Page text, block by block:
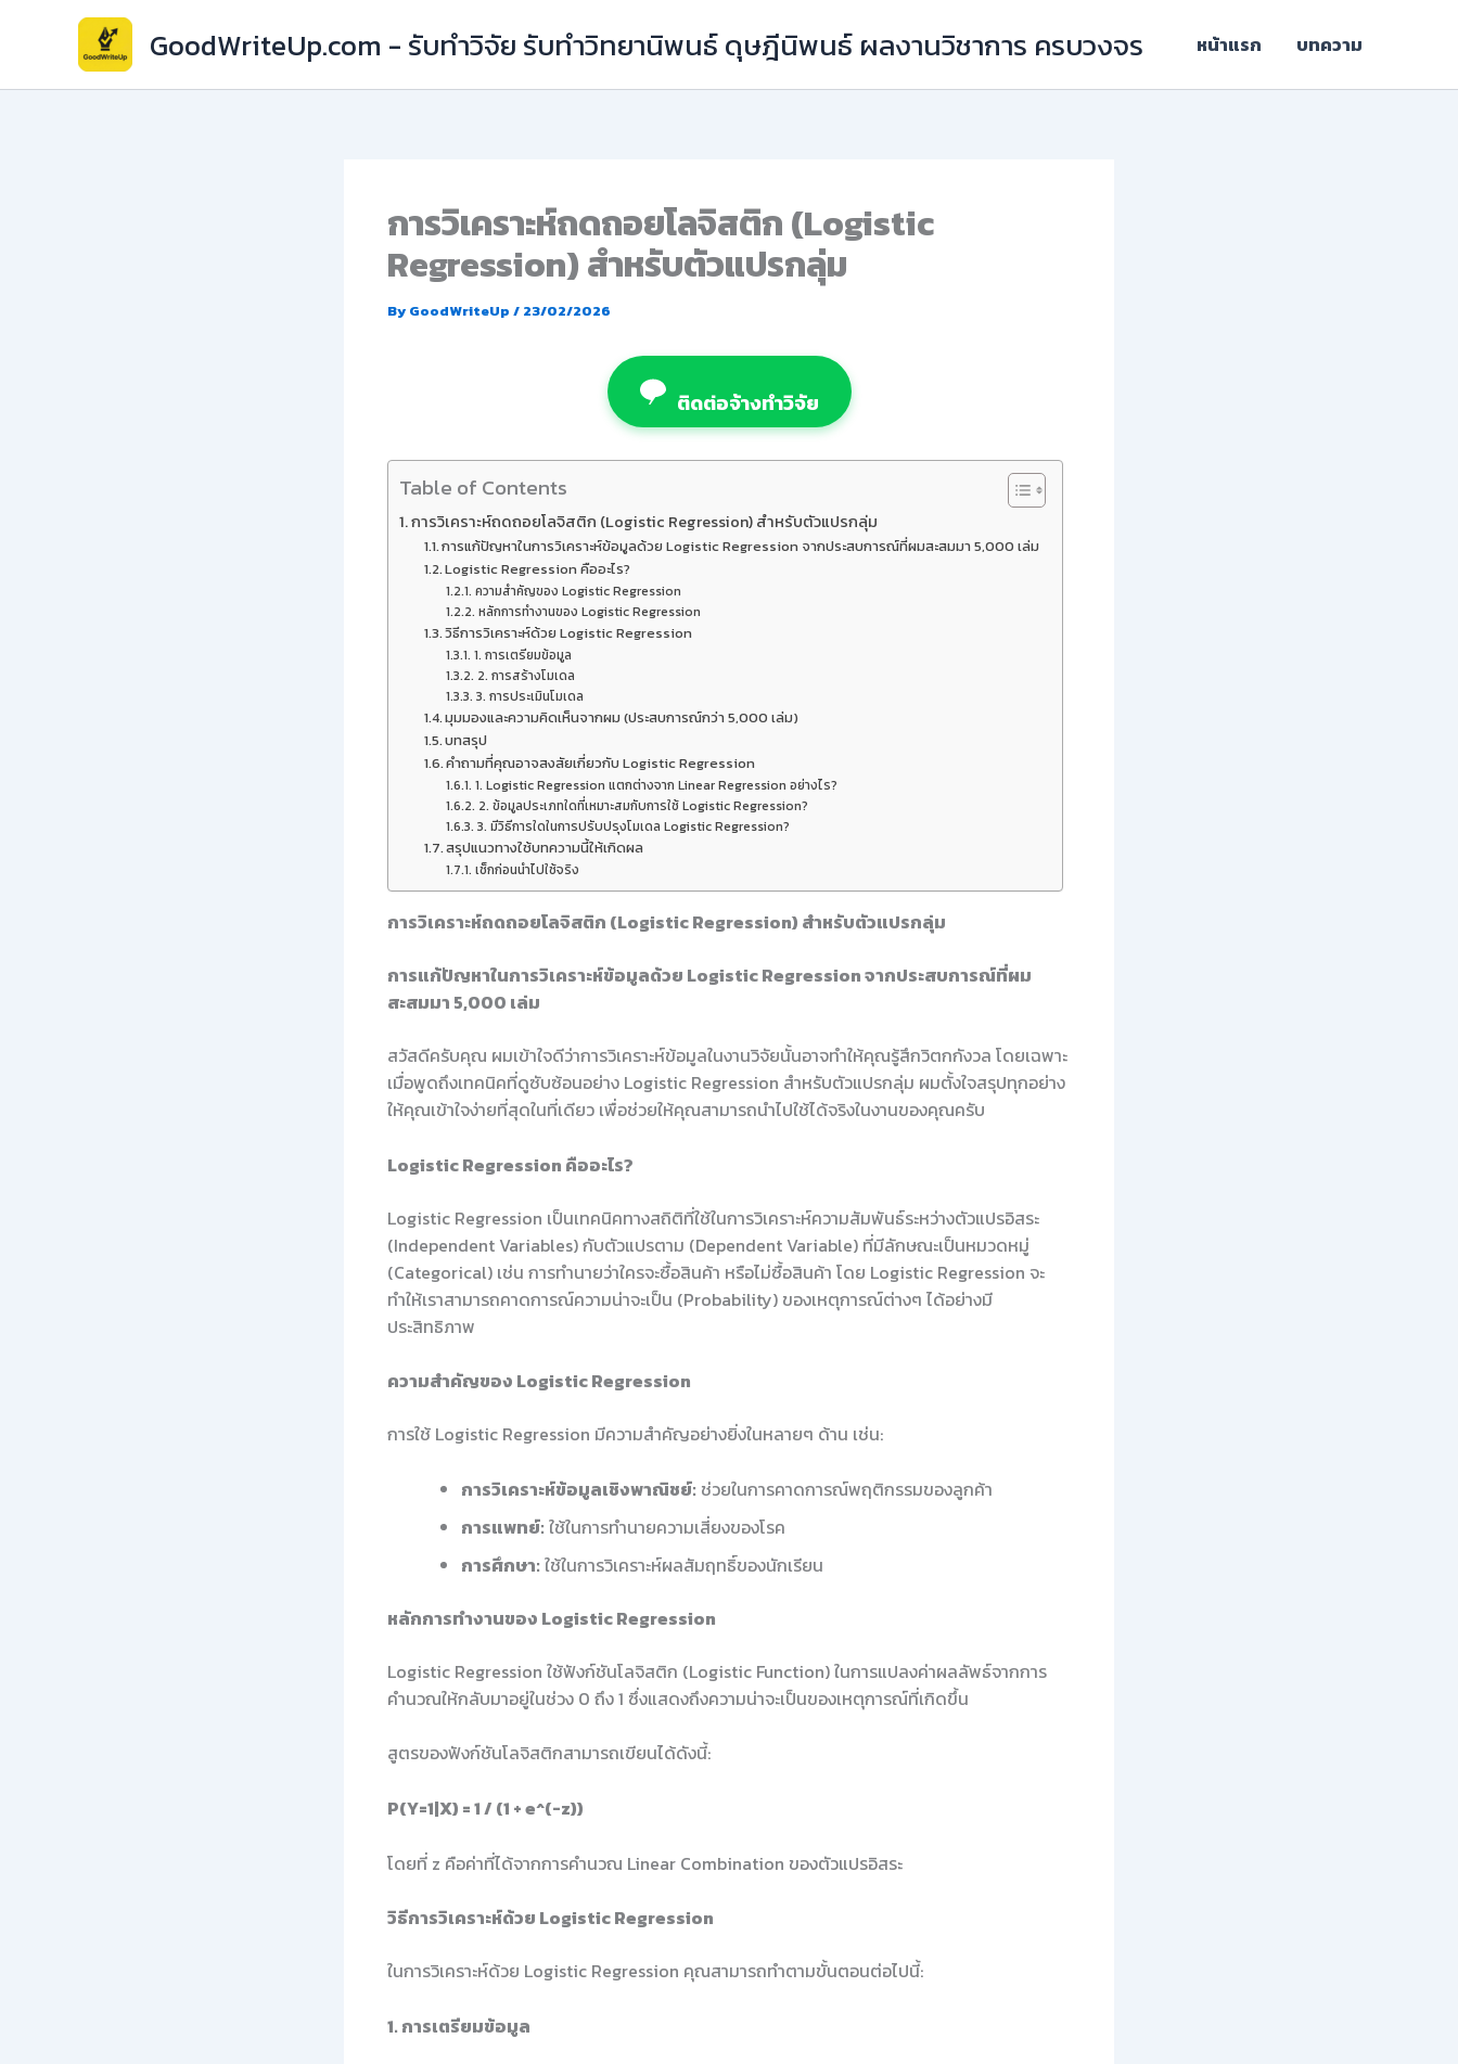
GoodWriteUp.com - รับทำวิจัย รับทำวิทยานิพนธ์ ดุษฎีนิพนธ์ ผลงานวิชาการ ครบวงจร หน้าแรก บทความ
การวิเคราะห์ถดถอยโลจิสติก (Logistic
Regression) สำหรับตัวแปรกลุ่ม
By GoodWriteUp / 23/02/2026
ติดต่อจ้างทำวิจัย
Table of Contents
การวิเคราะห์ถดถอยโลจิสติก (Logistic Regression) สำหรับตัวแปรกลุ่ม
การแก้ปัญหาในการวิเคราะห์ข้อมูลด้วย Logistic Regression จากประสบการณ์ที่ผมสะสมมา 5,000 เล่ม
Logistic Regression คืออะไร?
ความสำคัญของ Logistic Regression
หลักการทำงานของ Logistic Regression
วิธีการวิเคราะห์ด้วย Logistic Regression
1. การเตรียมข้อมูล
2. การสร้างโมเดล
3. การประเมินโมเดล
มุมมองและความคิดเห็นจากผม (ประสบการณ์กว่า 5,000 เล่ม)
บทสรุป
คำถามที่คุณอาจสงสัยเกี่ยวกับ Logistic Regression
1. Logistic Regression แตกต่างจาก Linear Regression อย่างไร?
2. ข้อมูลประเภทใดที่เหมาะสมกับการใช้ Logistic Regression?
3. มีวิธีการใดในการปรับปรุงโมเดล Logistic Regression?
สรุปแนวทางใช้บทความนี้ให้เกิดผล
เช็กก่อนนำไปใช้จริง
การวิเคราะห์ถดถอยโลจิสติก (Logistic Regression) สำหรับตัวแปรกลุ่ม
การแก้ปัญหาในการวิเคราะห์ข้อมูลด้วย Logistic Regression จากประสบการณ์ที่ผม
สะสมมา 5,000 เล่ม
สวัสดีครับคุณ ผมเข้าใจดีว่าการวิเคราะห์ข้อมูลในงานวิจัยนั้นอาจทำให้คุณรู้สึกวิตกกังวล โดยเฉพาะ
เมื่อพูดถึงเทคนิคที่ดูซับซ้อนอย่าง Logistic Regression สำหรับตัวแปรกลุ่ม ผมตั้งใจสรุปทุกอย่าง
ให้คุณเข้าใจง่ายที่สุดในที่เดียว เพื่อช่วยให้คุณสามารถนำไปใช้ได้จริงในงานของคุณครับ
Logistic Regression คืออะไร?
Logistic Regression เป็นเทคนิคทางสถิติที่ใช้ในการวิเคราะห์ความสัมพันธ์ระหว่างตัวแปรอิสระ
(Independent Variables) กับตัวแปรตาม (Dependent Variable) ที่มีลักษณะเป็นหมวดหมู่
(Categorical) เช่น การทำนายว่าใครจะซื้อสินค้า หรือไม่ซื้อสินค้า โดย Logistic Regression จะ
ทำให้เราสามารถคาดการณ์ความน่าจะเป็น (Probability) ของเหตุการณ์ต่างๆ ได้อย่างมี
ประสิทธิภาพ
ความสำคัญของ Logistic Regression
การใช้ Logistic Regression มีความสำคัญอย่างยิ่งในหลายๆ ด้าน เช่น:
การวิเคราะห์ข้อมูลเชิงพาณิชย์: ช่วยในการคาดการณ์พฤติกรรมของลูกค้า
การแพทย์: ใช้ในการทำนายความเสี่ยงของโรค
การศึกษา: ใช้ในการวิเคราะห์ผลสัมฤทธิ์ของนักเรียน
หลักการทำงานของ Logistic Regression
Logistic Regression ใช้ฟังก์ชันโลจิสติก (Logistic Function) ในการแปลงค่าผลลัพธ์จากการ
คำนวณให้กลับมาอยู่ในช่วง 0 ถึง 1 ซึ่งแสดงถึงความน่าจะเป็นของเหตุการณ์ที่เกิดขึ้น
สูตรของฟังก์ชันโลจิสติกสามารถเขียนได้ดังนี้:
P(Y=1|X) = 1 / (1 + e^(-z))
โดยที่ z คือค่าที่ได้จากการคำนวณ Linear Combination ของตัวแปรอิสระ
วิธีการวิเคราะห์ด้วย Logistic Regression
ในการวิเคราะห์ด้วย Logistic Regression คุณสามารถทำตามขั้นตอนต่อไปนี้:
1. การเตรียมข้อมูล